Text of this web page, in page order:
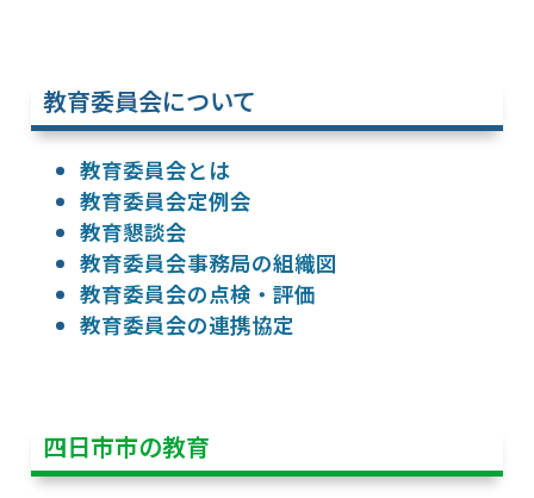
教育委員会について
教育委員会とは
教育委員会定例会
教育懇談会
教育委員会事務局の組織図
教育委員会の点検・評価
教育委員会の連携協定
四日市市の教育